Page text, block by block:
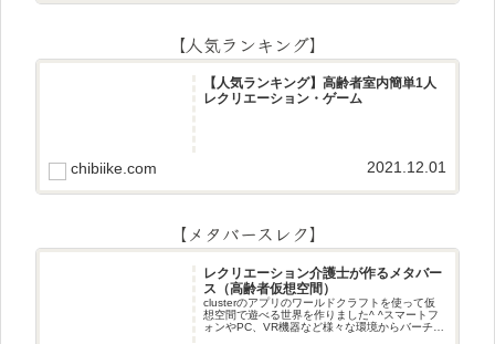
【人気ランキング】
【人気ランキング】高齢者室内簡単1人
レクリエーション・ゲーム
chibiike.com 2021.12.01
【メタバースレク】
レクリエーション介護士が作るメタバー
ス（高齢者仮想空間）
clusterのアプリのワールドクラフトを使って仮
想空間で遊べる世界を作りました^ ^スマートフ
ォンやPC、VR機器など様々な環境からバーチャ